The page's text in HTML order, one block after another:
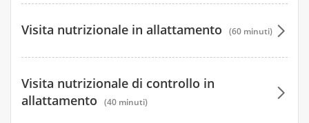
Visita nutrizionale in allattamento (60 minuti)
Visita nutrizionale di controllo in
allattamento
(40 minuti)